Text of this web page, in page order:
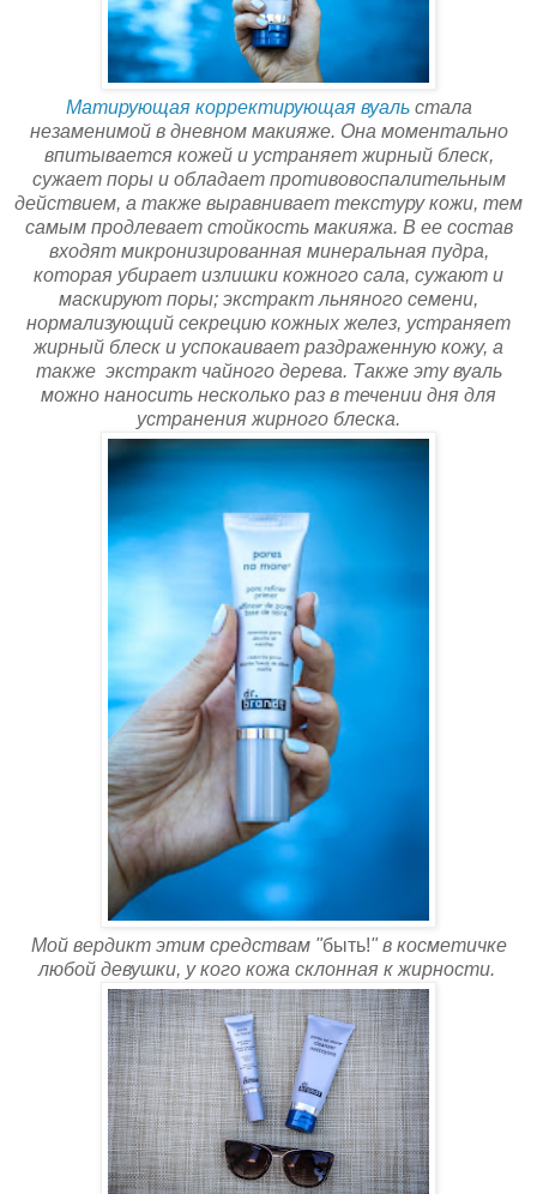
Матирующая корректирующая вуальстала
незаменимой в дневном макияже. Она моментально
впитывается кожей и устраняет жирный блеск,
сужает поры и обладает противовоспалительным
действием, а также выравнивает текстуру кожи, тем
самым продлевает стойкость макияжа. В ее состав
входят микронизированная минеральная пудра,
которая убирает излишки кожного сала, сужают и
маскируют поры; экстракт льняного семени,
нормализующий секрецию кожных желез, устраняет
жирный блеск и успокаивает раздраженную кожу, а
также экстракт чайного дерева. Также эту вуаль
можно наносить несколько раз в течении дня для
устранения жирного блеска.
Мой вердикт этим средствам "быть!" в косметичке
любой девушки, у кого кожа склонная к жирности.